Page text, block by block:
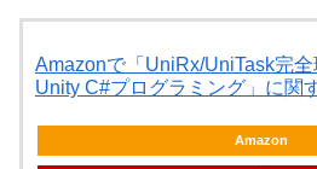
Amazonで「UniRx/UniTask完
Unity C#プログラミング」に関
Amazon